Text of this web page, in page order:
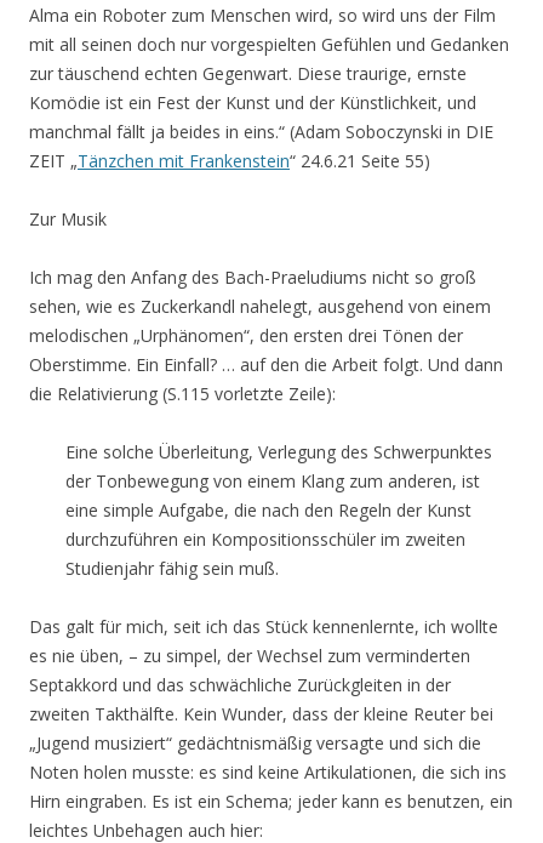
Alma ein Roboter zum Menschen wird, so wird uns der Film
mit all seinen doch nur vorgespielten Gefühlen und Gedanken
zur täuschend echten Gegenwart. Diese traurige, ernste
Komödie ist ein Fest der Kunst und der Künstlichkeit, und
manchmal fällt ja beides in eins.“ (Adam Soboczynski in DIE
ZEIT „Tänzchen mit Frankenstein“ 24.6.21 Seite 55)
Zur Musik
Ich mag den Anfang des Bach-Praeludiums nicht so groß
sehen, wie es Zuckerkandl nahelegt, ausgehend von einem
melodischen „Urphänomen“, den ersten drei Tönen der
Oberstimme. Ein Einfall? … auf den die Arbeit folgt. Und dann
die Relativierung (S.115 vorletzte Zeile):
Eine solche Überleitung, Verlegung des Schwerpunktes
der Tonbewegung von einem Klang zum anderen, ist
eine simple Aufgabe, die nach den Regeln der Kunst
durchzuführen ein Kompositionsschüler im zweiten
Studienjahr fähig sein muß.
Das galt für mich, seit ich das Stück kennenlernte, ich wollte
es nie üben, – zu simpel, der Wechsel zum verminderten
Septakkord und das schwächliche Zurückgleiten in der
zweiten Takthälfte. Kein Wunder, dass der kleine Reuter bei
„Jugend musiziert“ gedächtnismäßig versagte und sich die
Noten holen musste: es sind keine Artikulationen, die sich ins
Hirn eingraben. Es ist ein Schema; jeder kann es benutzen, ein
leichtes Unbehagen auch hier: